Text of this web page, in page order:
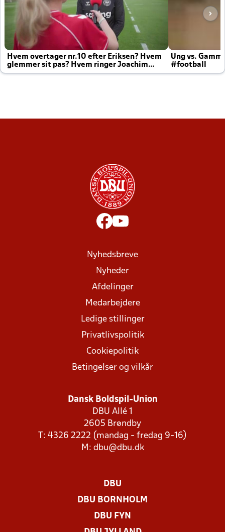
Hvem overtager nr.10 efter Eriksen? Hvem
glemmer sit pas? Hvem ringer Joachim
altid til efter kampe?
Ung vs.
#football
Nyhedsbreve
Nyheder
Afdelinger
Medarbejdere
Ledige stillinger
Privatlivspolitik
Cookiepolitik
Betingelser og vilkår
Dansk Boldspil-Union
DBU Allé 1
2605 Brøndby
T: 4326 2222 (mandag - fredag 9-16)
M: dbu@dbu.dk
DBU
DBU BORNHOLM
DBU FYN